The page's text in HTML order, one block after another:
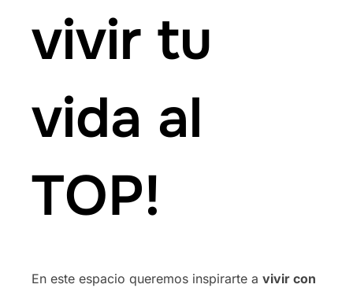
vivir tu
vida al
TOP!
En este espacio queremos inspirarte a vivir con